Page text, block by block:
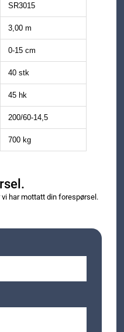
SR3015
3,00 m
0-15 cm
40 stk
45 hk
200/60-14,5
700 kg
har mottatt din forespørsel.